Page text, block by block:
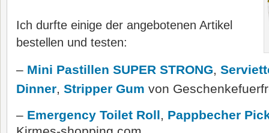
Ich durfte einige der angebotenen Artikel
bestellen und testen:
– Mini Pastillen SUPER STRONG,
Dinner, Stripper Gum von
– Emergency Toilet Roll, Pappbecher